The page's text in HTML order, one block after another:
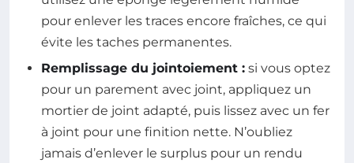
pour enlever les traces encore fraîches, ce qui
évite les taches permanentes.
Remplissage du jointoiement : si vous optez
pour un parement avec joint, appliquez un
mortier de joint adapté, puis lissez avec un fer
à joint pour une finition nette. N’oubliez
jamais d’enlever le surplus pour un rendu